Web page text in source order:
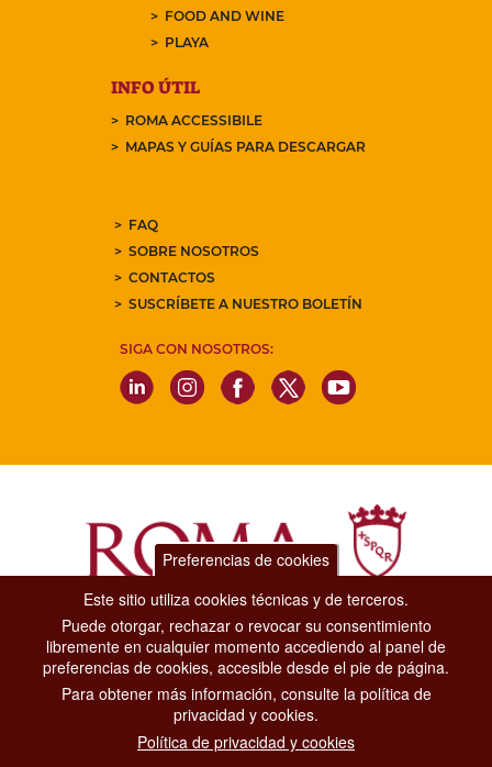
FOOD AND WINE
PLAYA
INFO ÚTIL
ROMA ACCESSIBILE
MAPAS Y GUÍAS PARA DESCARGAR
FAQ
SOBRE NOSOTROS
CONTACTOS
SUSCRÍBETE A NUESTRO BOLETÍN
SIGA CON NOSOTROS:
Dipartimento Grandi Eventi, Sport, Turismo e Moda.
Via di San Basilio, 51
00187 Roma
CONTACT CENTER TEL. 06 06 08
CONTATTA LA REDAZIONE
Preferencias de cookies
Este sitio utiliza cookies técnicas y de terceros.
Puede otorgar, rechazar o revocar su consentimiento
libremente en cualquier momento accediendo al panel de
preferencias de cookies, accesible desde el pie de página.
Para obtener más información, consulte la política de
privacidad y cookies.
Política de privacidad y cookies